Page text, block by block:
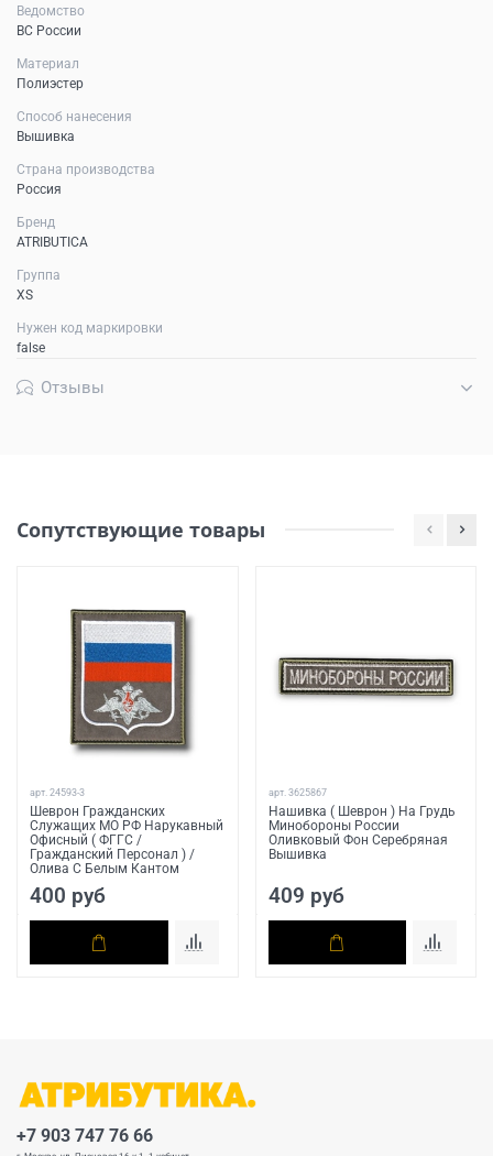
Ведомство
ВС России
Материал
Полиэстер
Способ нанесения
Вышивка
Страна производства
Россия
Бренд
ATRIBUTICA
Группа
XS
Нужен код маркировки
false
Отзывы
Сопутствующие товары
арт. 24593-3
Шеврон Гражданских
Служащих МО РФ Нарукавный
Офисный ( ФГГС /
Гражданский Персонал ) /
Олива С Белым Кантом
400 руб
арт. 3625867
Нашивка ( Шеврон ) На Грудь
Минобороны России
Оливковый Фон Серебряная
Вышивка
409 руб
+7 903 747 76 66